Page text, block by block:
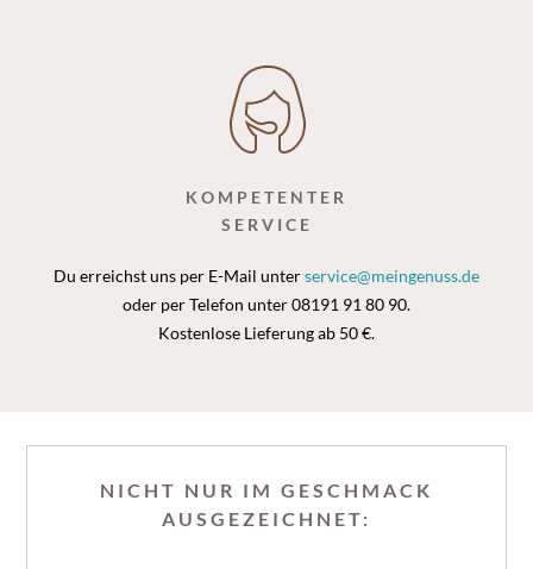
KOMPETENTER
SERVICE
Du erreichst uns per E-Mail unterservice@meingenuss.de
oder per Telefon unter 08191 91 80 90.
Kostenlose Lieferung ab 50 €.
NICHT NUR IM GESCHMACK
AUSGEZEICHNET: